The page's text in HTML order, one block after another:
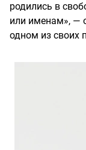
родились в
или именам», —
одном из своих